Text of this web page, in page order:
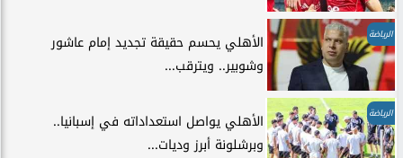
الرياضة
الأهلي يحسم حقيقة تجديد إمام عاشور
وشوبير.. ويترقب...
الرياضة
الأهلي يواصل استعداداته في إسبانيا..
وبرشلونة أبرز وديات...